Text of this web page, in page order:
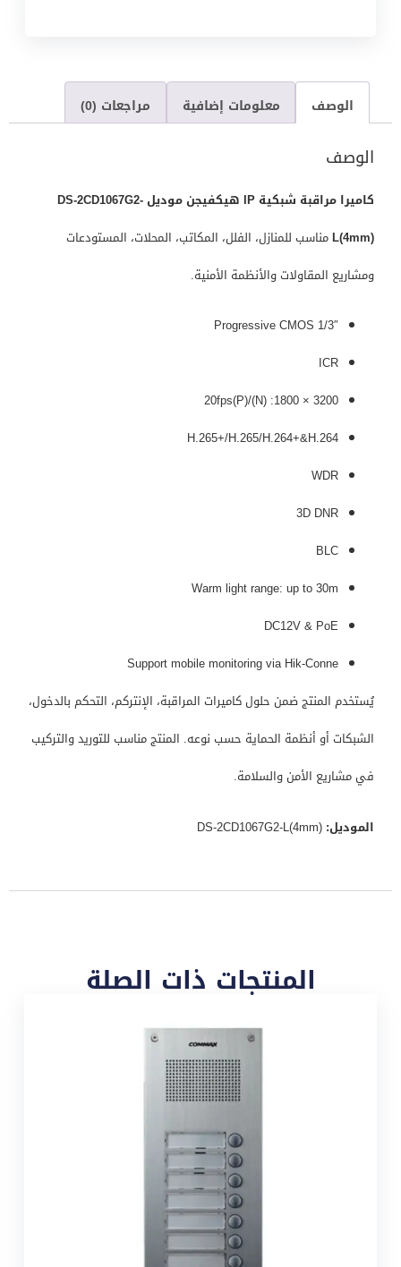
الوصف معلومات إضافية مراجعات (0)
الوصف
كاميرا مراقبة شبكية IP هيكفيجن موديل DS-2CD1067G2-
L(4mm)مناسب للمنازل، الفلل، المكاتب، المحلات، المستودعات
ومشاريع المقاولات والأنظمة الأمنية.
1/3″ Progressive CMOS
ICR
3200 × 1800: 20fps(P)/(N)
H.265+/H.265/H.264+&H.264
WDR
3D DNR
BLC
Warm light range: up to 30m
DC12V & PoE
Support mobile monitoring via Hik-Conne
يُستخدم المنتج ضمن حلول كاميرات المراقبة، الإنتركم، التحكم بالدخول،
الشبكات أو أنظمة الحماية حسب نوعه. المنتج مناسب للتوريد والتركيب
في مشاريع الأمن والسلامة.
الموديل:
المنتجات ذات الصلة